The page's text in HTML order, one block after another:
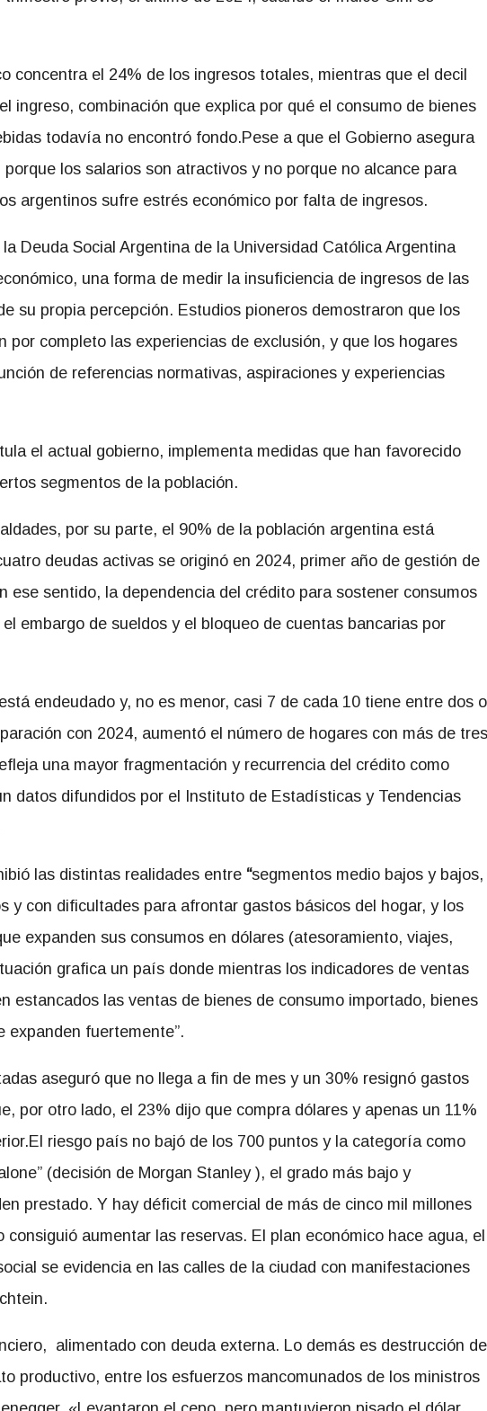
concentra el 24% de los ingresos totales, mientras que el decil
ingreso, combinación que explica por qué el consumo de bienes
todavía no encontró fondo.Pese a que el Gobierno asegura
los salarios son atractivos y no porque no alcance para
argentinos sufre estrés económico por falta de ingresos.
Deuda Social Argentina de la Universidad Católica Argentina
una forma de medir la insuficiencia de ingresos de las
su propia percepción. Estudios pioneros demostraron que los
por completo las experiencias de exclusión, y que los hogares
de referencias normativas, aspiraciones y experiencias
el actual gobierno, implementa medidas que han favorecido
segmentos de la población.
por su parte, el 90% de la población argentina está
deudas activas se originó en 2024, primer año de gestión de
ese sentido, la dependencia del crédito para sostener consumos
embargo de sueldos y el bloqueo de cuentas bancarias por
endeudado y, no es menor, casi 7 de cada 10 tiene entre dos o
con 2024, aumentó el número de hogares con más de tres
una mayor fragmentación y recurrencia del crédito como
datos difundidos por el Instituto de Estadísticas y Tendencias
las distintas realidades entre “segmentos medio bajos y bajos,
y con dificultades para afrontar gastos básicos del hogar, y los
expanden sus consumos en dólares (atesoramiento, viajes,
grafica un país donde mientras los indicadores de ventas
estancados las ventas de bienes de consumo importado, bienes
expanden fuertemente”.
aseguró que no llega a fin de mes y un 30% resignó gastos
por otro lado, el 23% dijo que compra dólares y apenas un 11%
riesgo país no bajó de los 700 puntos y la categoría como
(decisión de Morgan Stanley ), el grado más bajo y
prestado. Y hay déficit comercial de más de cinco mil millones
aumentar las reservas. El plan económico hace agua, el
se evidencia en las calles de la ciudad con manifestaciones
alimentado con deuda externa. Lo demás es destrucción de
productivo, entre los esfuerzos mancomunados de los ministros